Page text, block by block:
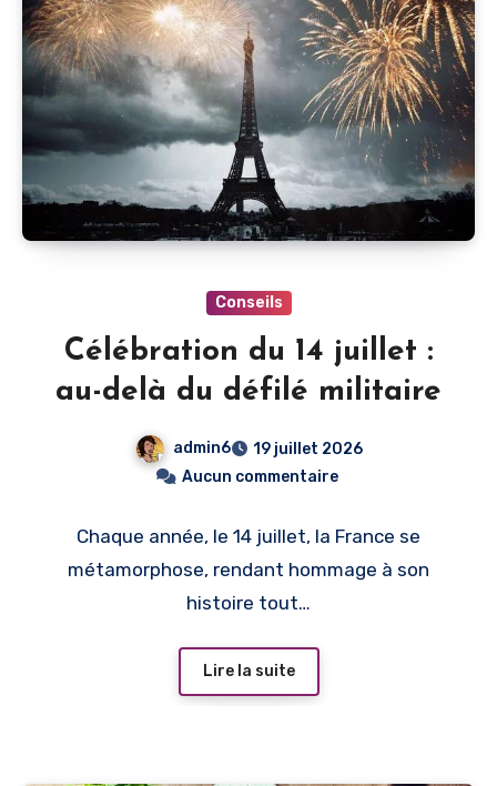
Conseils
Célébration du 14 juillet :
au-delà du défilé militaire
admin6
19 juillet 2026
Aucun commentaire
Chaque année, le 14 juillet, la France se
métamorphose, rendant hommage à son
histoire tout…
Lire la suite